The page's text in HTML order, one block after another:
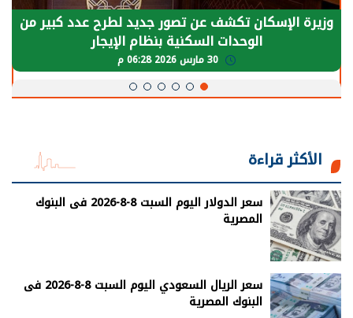
وزيرة الإسكان تكشف عن تصور جديد لطرح عدد كبير من
الوحدات السكنية بنظام الإيجار
الأكثر قراءة
سعر الدولار اليوم السبت 8-8-2026 فى البنوك
المصرية
سعر الريال السعودي اليوم السبت 8-8-2026 فى
البنوك المصرية